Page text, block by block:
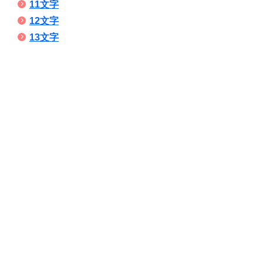
11文字
12文字
13文字